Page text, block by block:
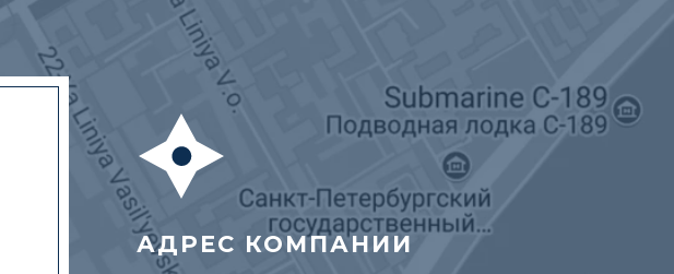
АДРЕС КОМПАНИИ